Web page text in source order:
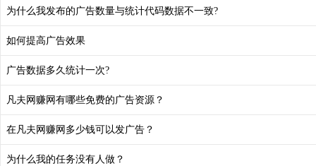
为什么我发布的广告数量与统计代码数据不一致?
如何提高广告效果
广告数据多久统计一次?
凡夫网赚网有哪些免费的广告资源？
在凡夫网赚网多少钱可以发广告？
为什么我的任务没有人做？